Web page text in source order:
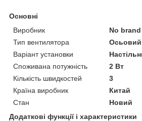
Основні
Виробник
No brand
Тип вентилятора
Осьовий
Варіант установки
Споживана потужність
2 Вт
Кількість швидкостей
3
Країна виробник
Китай
Стан
Новий
Додаткові функції і характеристики